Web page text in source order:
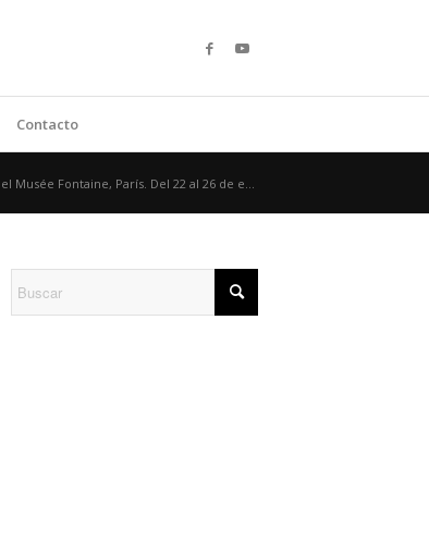
Contacto
Musée Fontaine, París. Del 22 al 26 de e...